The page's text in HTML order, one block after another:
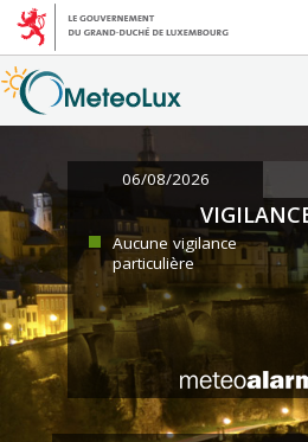
06/08/2026
Aucune vigilance
particulière